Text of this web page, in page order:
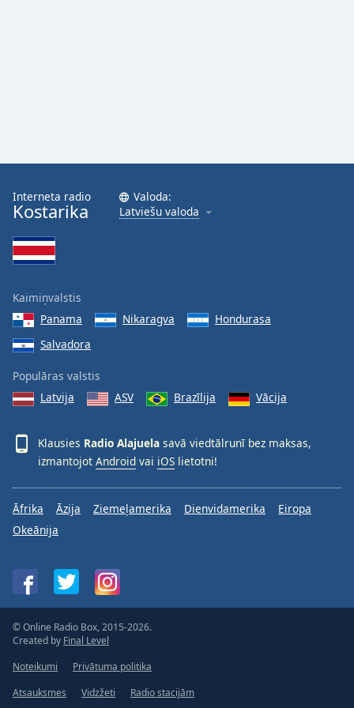
Interneta radio
Kostarika
Valoda:
Latviešu valoda
Kaimiņvalstis
Panama
Nikaragva
Hondurasa
Salvadora
Populāras valstis
Latvija
ASV Brazīlija Vācija
Klausies Radio Alajuela savā viedtālrunī bez maksas,
izmantojot Android vai iOS lietotni!
Āfrika Āzija Ziemeļamerika Dienvidamerika
Eiropa
Okeānija
© Online Radio Box, 2015-2026.
Created by Final Level
Noteikumi
Privātuma politika
Atsauksmes
Vidzžeti Radio stacijām